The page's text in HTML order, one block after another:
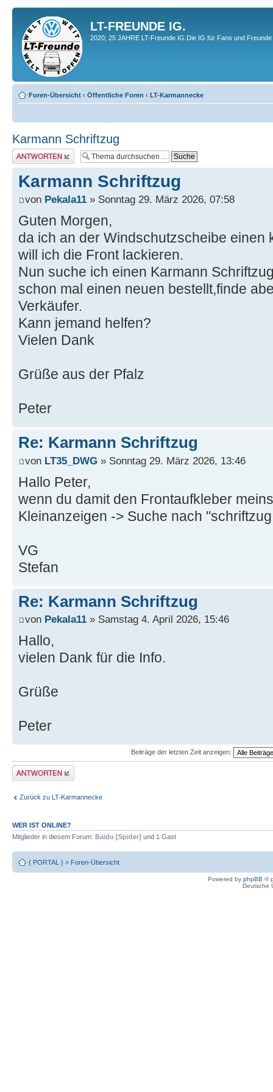
LT-FREUNDE IG.
2020; 25 JAHRE LT-Freunde IG.Die IG für Fans und
Foren-Übersicht ‹ Öffentliche Foren ‹ LT-Karmannecke
Karmann Schriftzug
Antwort erstellen
Karmann Schriftzug
von Pekala11 » Sonntag 29. März 2026, 07:58
Guten Morgen,
da ich an der Windschutzscheibe einen
will ich die Front lackieren.
Nun suche ich einen Karmann
schon mal einen neuen bestellt,finde
Verkäufer.
Kann jemand helfen?
Vielen Dank
Grüße aus der Pfalz
Peter
Re: Karmann Schriftzug
von LT35_DWG » Sonntag 29. März 2026, 13:46
Hallo Peter,
wenn du damit den Frontaufkleber
Kleinanzeigen -> Suche nach
VG
Stefan
Re: Karmann Schriftzug
von Pekala11 » Samstag 4. April 2026, 15:46
Hallo,
vielen Dank für die Info.
Grüße
Peter
Beiträge der letzten Zeit anzeigen:
Antwort erstellen
Zurück zu LT-Karmannecke
WER IST ONLINE?
Mitglieder in diesem Forum: Baidu [Spider] und 1 Gast
{ PORTAL } » Foren-Übersicht
Powered by phpBB ©
Deutsche